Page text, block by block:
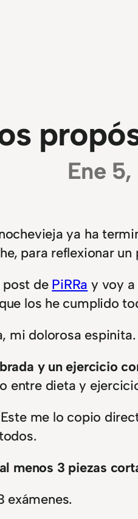
Ene 5,
ya ha
para reflexionar
post de PiRRa y voy a
los he cumplido
mi dolorosa
y un ejercicio
entre dieta y
me lo copio
menos 3 piezas
exámenes.